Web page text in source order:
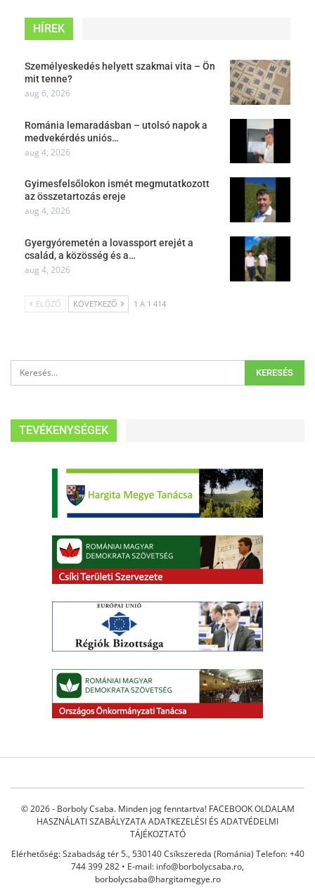
HÍREK
Személyeskedés helyett szakmai vita – Ön
mit tenne?
aug 6, 2026
Románia lemaradásban – utolsó napok a
medvekérdés uniós…
aug 4, 2026
Gyimesfelsőlokon ismét megmutatkozott
az összetartozás ereje
aug 4, 2026
Gyergyóremetén a lovassport erejét a
család, a közösség és a…
aug 4, 2026
ELŐZŐ KÖVETKEZŐ 1 A 1 414
TEVÉKENYSÉGEK
© 2026 - Borboly Csaba. Minden jog fenntartva! FACEBOOK OLDALAM
HASZNÁLATI SZABÁLYZATAADATKEZELÉSI ÉS ADATVÉDELMI
TÁJÉKOZTATÓ
Elérhetőség: Szabadság tér 5., 530140 Csíkszereda (Románia) Telefon: +40
744 399 282 • E-mail: info@borbolycsaba.ro,
borbolycsaba@hargitamegye.ro